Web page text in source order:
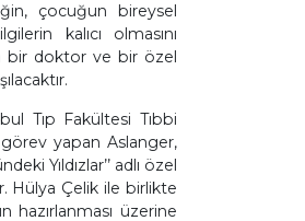
çocuğun bireysel
kalıcı olmasını
bir doktor ve bir özel
Tıp Fakültesi Tıbbi
yapan Aslanger,
Yıldızlar’’ adlı özel
Hülya Çelik ile birlikte
üzerine